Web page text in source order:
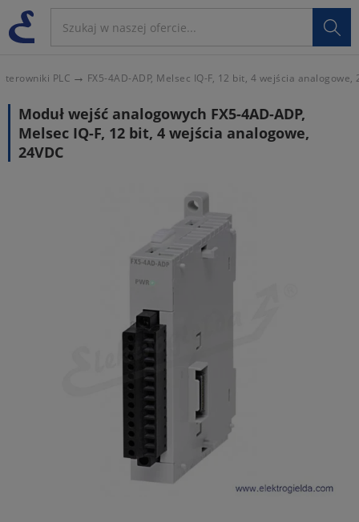

PLC FX5-4AD-ADP, Melsec IQ-F, 12 bit, 4 wejścia analogowe,
Moduł wejść analogowych FX5-4AD-ADP,
Melsec IQ-F, 12 bit, 4 wejścia analogowe,
24VDC